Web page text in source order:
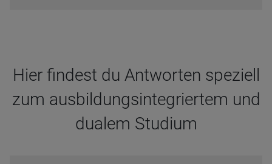
Hier fin­dest du Ant­wor­ten spe­zi­ell
zum aus­bil­dungs­in­te­grier­tem und
dua­lem Stu­dium